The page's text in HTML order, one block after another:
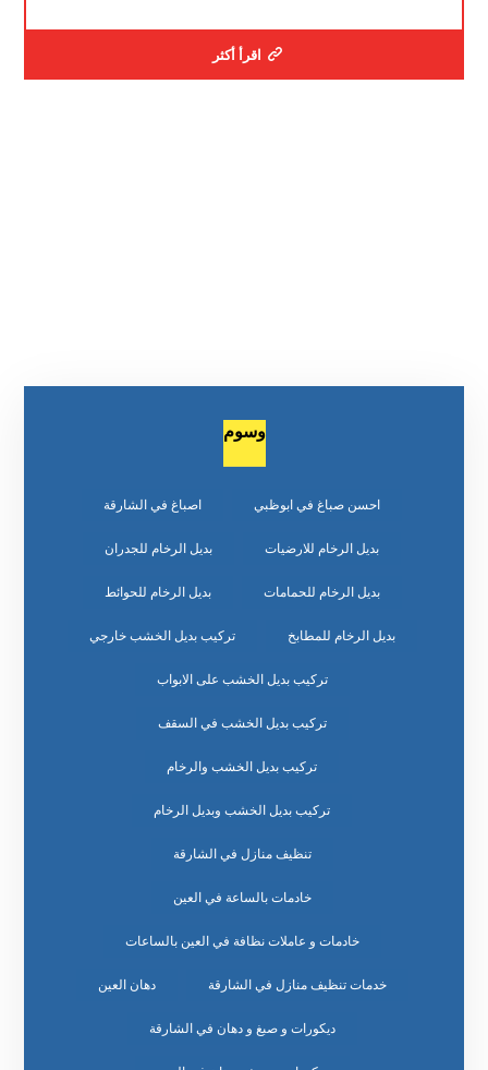
اقرأ أكثر
وسوم
احسن صباغ في ابوظبي اصباغ في الشارقة
بديل الرخام للارضيات بديل الرخام للجدران
بديل الرخام للحمامات بديل الرخام للحوائط
بديل الرخام للمطابخ تركيب بديل الخشب خارجي
تركيب بديل الخشب على الابواب
تركيب بديل الخشب في السقف
تركيب بديل الخشب والرخام
تركيب بديل الخشب وبديل الرخام
تنظيف منازل في الشارقة
خادمات بالساعة في العين
خادمات و عاملات نظافة في العين بالساعات
خدمات تنظيف منازل في الشارقة دهان العين
ديكورات و صبغ و دهان في الشارقة